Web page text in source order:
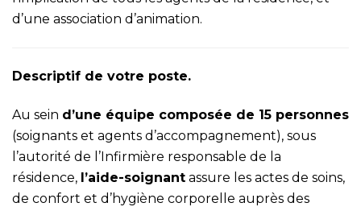
d’une association d’animation.
Descriptif de votre poste.
Au sein d’une équipe composée de 15 personnes
(soignants et agents d’accompagnement), sous
l’autorité de l’Infirmière responsable de la
résidence, l’aide-soignant assure les actes de soins,
de confort et d’hygiène corporelle auprès des